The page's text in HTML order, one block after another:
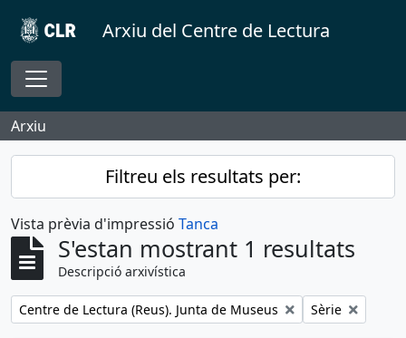
Skip to main content
Arxiu del Centre de Lectura
Toggle navigation
Arxiu
Filtreu els resultats per:
Vista prèvia d'impressió Tanca
S'estan mostrant 1 resultats
Descripció arxivística
Remove filter:
Centre de Lectura (Reus). Junta de Museus Remove filter:
Sèrie